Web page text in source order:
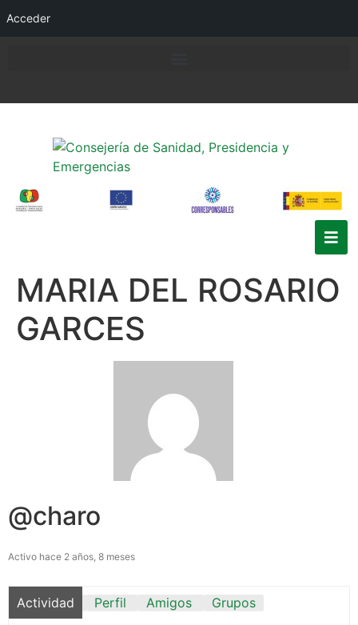
Acceder
MARIA DEL ROSARIO
GARCES
@charo
Activo hace 2 años, 8 meses
Actividad Perfil Amigos
Grupos